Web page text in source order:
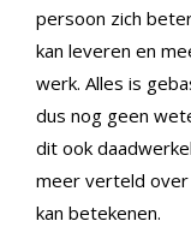
persoon zich
kan leveren en
werk. Alles is
dus nog geen
dit ook
meer verteld
kan betekenen.